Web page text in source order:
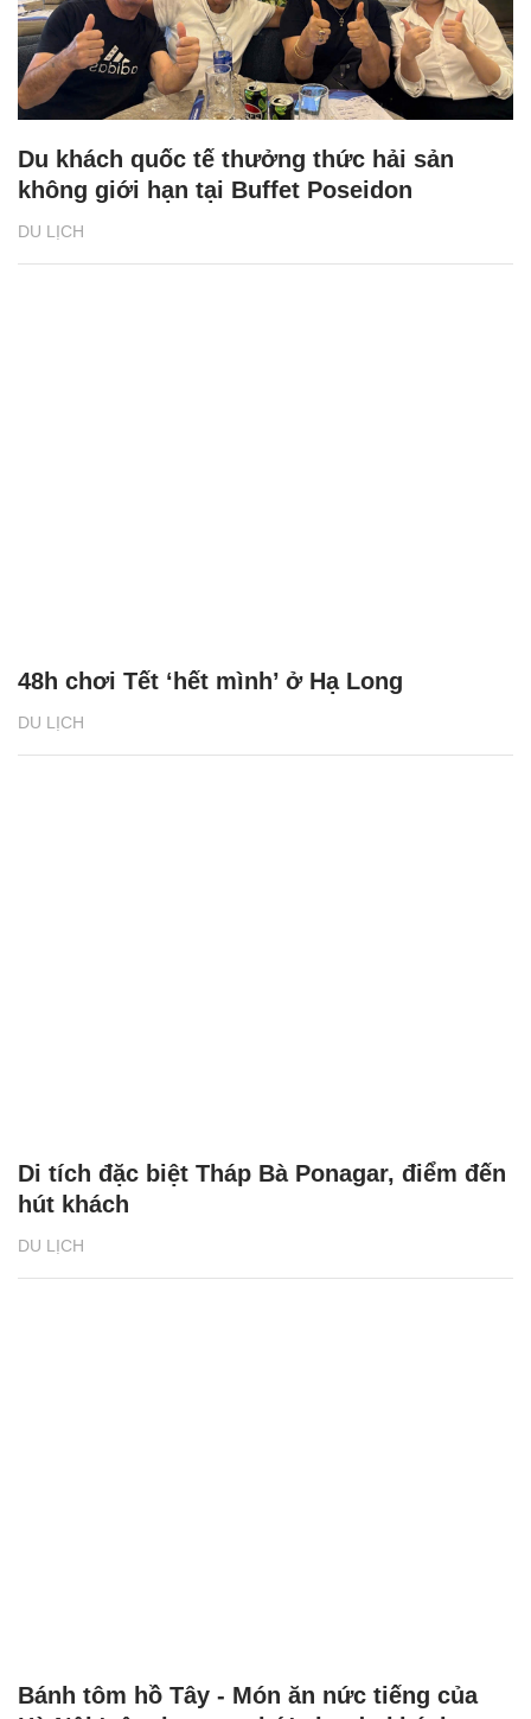
DU LỊCH
Du khách quốc tế thưởng thức hải sản
không giới hạn tại Buffet Poseidon
DU LỊCH
48h chơi Tết ‘hết mình’ ở Hạ Long
DU LỊCH
Di tích đặc biệt Tháp Bà Ponagar, điểm đến
hút khách
Bánh tôm hồ Tây - Món ăn nức tiếng của